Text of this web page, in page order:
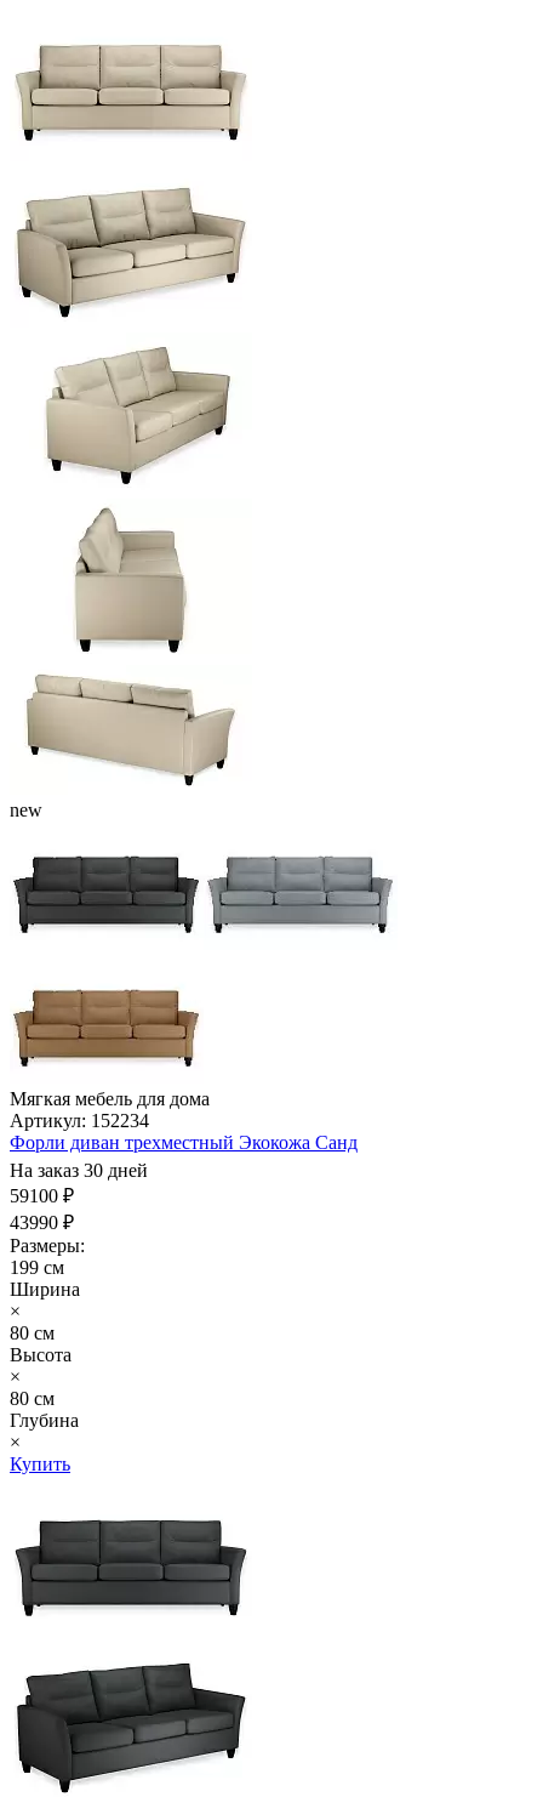
new
Мягкая мебель для дома
Артикул: 152234
Форли диван трехместный Экокожа Санд
На заказ 30 дней
59100 ₽
43990 ₽
Размеры:
199 см
Ширина
×
80 см
Высота
×
80 см
Глубина
×
Купить